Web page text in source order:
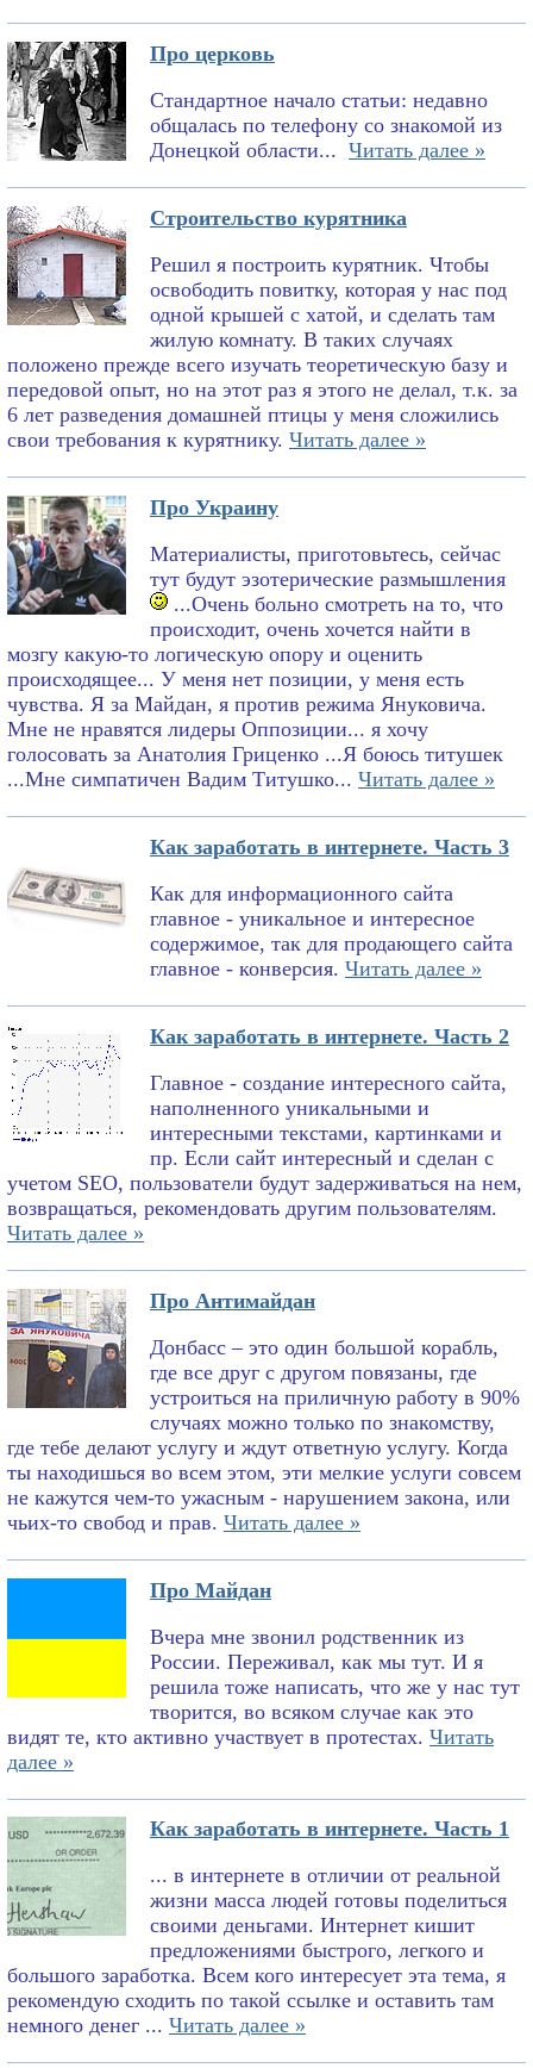
Про церковь
Стандартное начало статьи: недавно
общалась по телефону со знакомой из
Донецкой области... Читать далее »
Строительство курятника
Решил я построить курятник. Чтобы
освободить повитку, которая у нас под
одной крышей с хатой, и сделать там
жилую комнату. В таких случаях
положено прежде всего изучать теоретическую базу и
передовой опыт, но на этот раз я этого не делал, т.к. за
6 лет разведения домашней птицы у меня сложились
свои требования к курятнику. Читать далее »
Про Украину
Материалисты, приготовьтесь, сейчас
тут будут эзотерические размышления
...Очень больно смотреть на то, что
происходит, очень хочется найти в
мозгу какую-то логическую опору и оценить
происходящее... У меня нет позиции, у меня есть
чувства. Я за Майдан, я против режима Януковича.
Мне не нравятся лидеры Оппозиции... я хочу
голосовать за Анатолия Гриценко ...Я боюсь титушек
...Мне симпатичен Вадим Титушко... Читать далее »
Как заработать в интернете. Часть 3
Как для информационного сайта
главное - уникальное и интересное
содержимое, так для продающего сайта
главное - конверсия. Читать далее »
Как заработать в интернете. Часть 2
Главное - создание интересного сайта,
наполненного уникальными и
интересными текстами, картинками и
пр. Если сайт интересный и сделан с
учетом SEO, пользователи будут задерживаться на нем,
возвращаться, рекомендовать другим пользователям.
Читать далее »
Про Антимайдан
Донбасс – это один большой корабль,
где все друг с другом повязаны, где
устроиться на приличную работу в 90%
случаях можно только по знакомству,
где тебе делают услугу и ждут ответную услугу. Когда
ты находишься во всем этом, эти мелкие услуги совсем
не кажутся чем-то ужасным - нарушением закона, или
чьих-то свобод и прав. Читать далее »
Про Майдан
Вчера мне звонил родственник из
России. Переживал, как мы тут. И я
решила тоже написать, что же у нас тут
творится, во всяком случае как это
видят те, кто активно участвует в протестах. Читать
далее »
Как заработать в интернете. Часть 1
... в интернете в отличии от реальной
жизни масса людей готовы поделиться
своими деньгами. Интернет кишит
предложениями быстрого, легкого и
большого заработка. Всем кого интересует эта тема, я
рекомендую сходить по такой ссылке и оставить там
немного денег ... Читать далее »